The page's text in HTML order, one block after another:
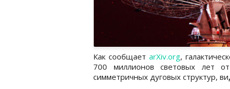
Как сообщаетarXiv.org,
700 миллионов световых лет
симметричных дуговых структур,